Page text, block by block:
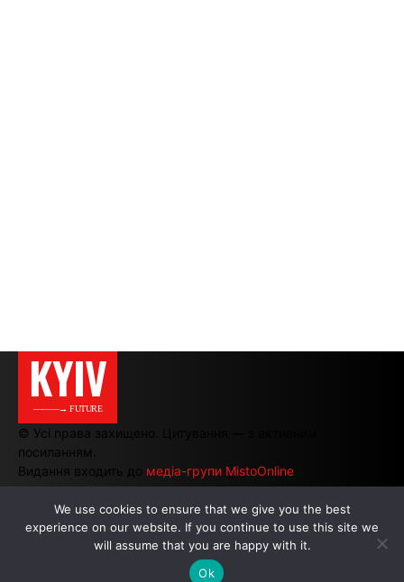
KYIV
———→ FUTURE
© Усі права захищено. Цитування — з активним
посиланням.
Видання входить до медіа-групи MistoOnline
АВТОРИ | РЕКЛАМА НА САЙТІ
We use cookies to ensure that we give you the best
experience on our website. If you continue to use this site we
will assume that you are happy with it.
Ok